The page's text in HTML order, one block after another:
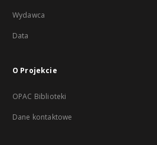
Wydawca
Data
O Projekcie
OPAC Biblioteki
Dane kontaktowe